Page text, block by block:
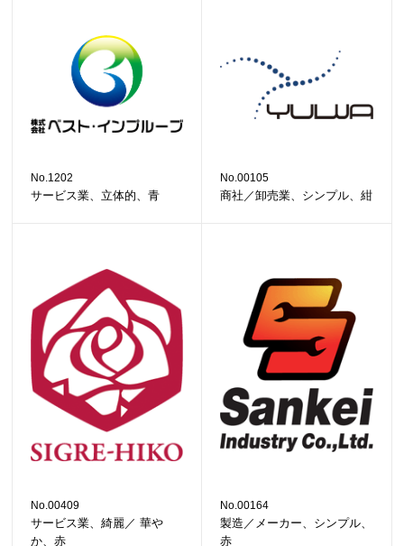
No.1202
サービス業、立体的、青
No.00105
商社／卸売業、シンプル、紺
No.00409
サービス業、綺麗／ 華や
か、赤
No.00164
製造／メーカー、シンプル、
赤